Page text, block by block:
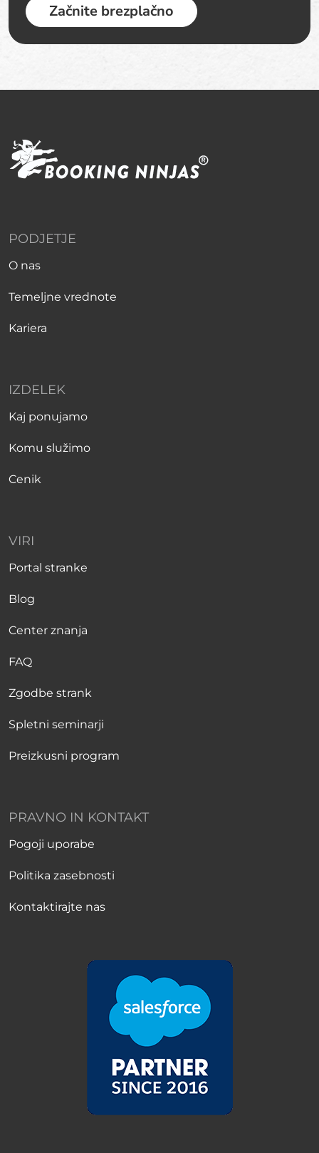
Začnite brezplačno
PODJETJE
O nas
Temeljne vrednote
Kariera
IZDELEK
Kaj ponujamo
Komu služimo
Cenik
VIRI
Portal stranke
Blog
Center znanja
FAQ
Zgodbe strank
Spletni seminarji
Preizkusni program
PRAVNO IN KONTAKT
Pogoji uporabe
Politika zasebnosti
Kontaktirajte nas